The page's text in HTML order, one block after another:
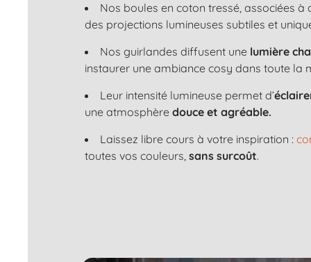
Nos boules en coton tressé, associées à
des projections lumineuses subtiles et
Nos guirlandes diffusent une lumière
instaurer une ambiance cosy dans toute la
Leur intensité lumineuse permet d’
une atmosphère douce et agréable.
Laissez libre cours à votre inspiration :
toutes vos couleurs, sans surcoût.